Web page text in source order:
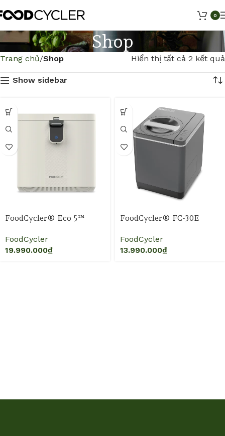
0
Shop
Trang chủ Shop Hiển thị tất cả 2 kết quả
Show sidebar
FoodCycler® Eco 5™
FoodCycler
19.990.000₫
FoodCycler® FC-30E
FoodCycler
13.990.000₫